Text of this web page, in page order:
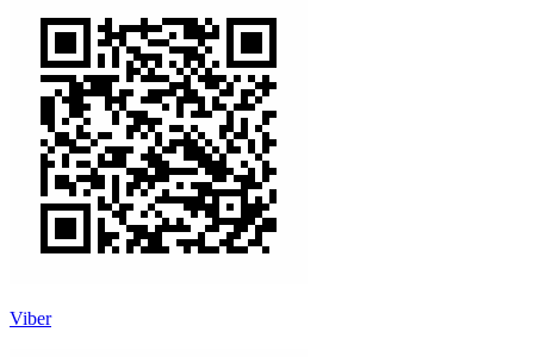
Viber